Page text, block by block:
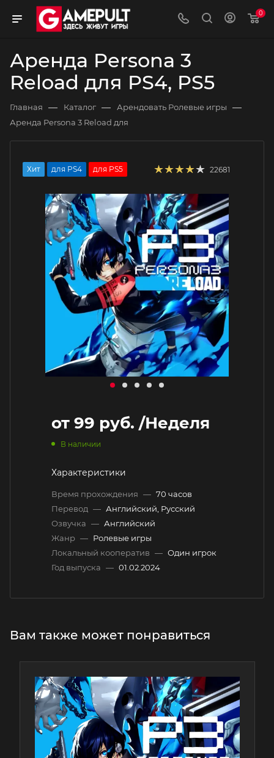
0
Аренда Persona 3
Reload для PS4, PS5
Главная — Каталог — Арендовать Ролевые игры —
Аренда Persona 3 Reload для
Хит для PS4 для PS5 22681
от 99 руб. /Неделя
В наличии
Характеристики
Время прохождения — 70 часов
Перевод — Английский, Русский
Озвучка — Английский
Жанр — Ролевые игры
Локальный кооператив — Один игрок
Год выпуска — 01.02.2024
Вам также может понравиться